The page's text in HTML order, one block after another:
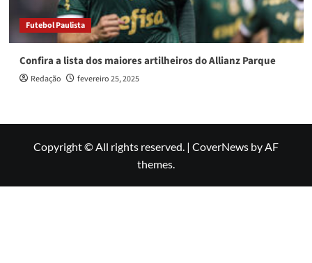
Futebol Paulista
Confira a lista dos maiores artilheiros do Allianz Parque
Redação fevereiro 25, 2025
Copyright © All rights reserved. | CoverNews by AF
themes.